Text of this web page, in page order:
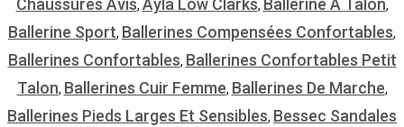
Chaussures Avis, Ayla Low Clarks, Ballerine A Talon,
Ballerine Sport, Ballerines Compensées Confortables,
Ballerines Confortables, Ballerines Confortables Petit
Talon, Ballerines Cuir Femme, Ballerines De Marche,
Ballerines Pieds Larges Et Sensibles, Bessec Sandales